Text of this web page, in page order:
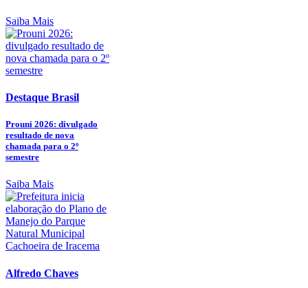
Saiba Mais
Destaque Brasil
Prouni 2026: divulgado
resultado de nova
chamada para o 2º
semestre
Saiba Mais
Alfredo Chaves